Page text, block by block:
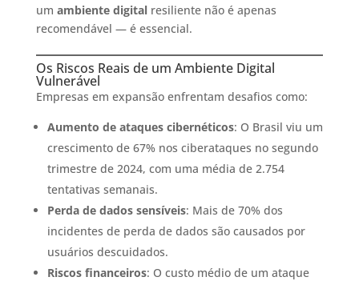
um ambiente digitalresiliente não é apenas
recomendável — é essencial.​
Os Riscos Reais de um Ambiente Digital
Vulnerável
Empresas em expansão enfrentam desafios como:​
Aumento de ataques cibernéticos: O Brasil viu um
crescimento de 67% nos ciberataques no segundo
trimestre de 2024, com uma média de 2.754
tentativas semanais.
Perda de dados sensíveis: Mais de 70% dos
incidentes de perda de dados são causados por
usuários descuidados.
Riscos financeiros: O custo médio de um ataque